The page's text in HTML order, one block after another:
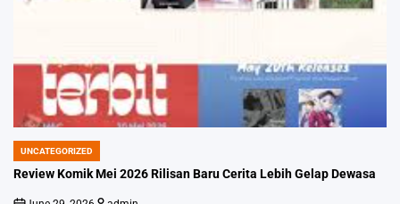
POSTED
IN
UNCATEGORIZED
Review Komik Mei 2026 Rilisan Baru Cerita Lebih Gelap Dewasa